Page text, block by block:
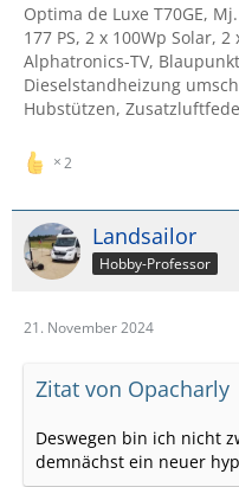
Optima de Luxe T70GE,
177 PS, 2 x 100Wp Solar,
Alphatronics-TV,
Dieselstandheizung
Hubstützen,
2
Landsailor
Hobby-Professor
21. November 2024
Zitat von Opacharly
Deswegen bin ich nicht
demnächst ein neuer